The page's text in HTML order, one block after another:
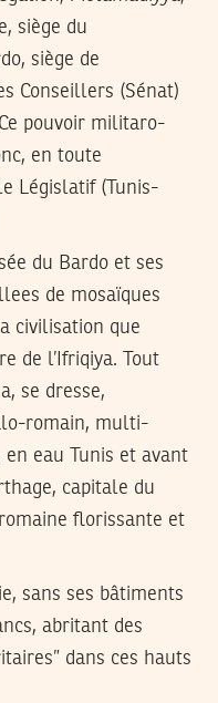
siège du
siège de
Conseillers (Sénat)
pouvoir militaro-
en toute
Législatif (Tunis-
du Bardo et ses
de mosaïques
civilisation que
de l’Ifriqiya. Tout
se dresse,
romain, multi-
eau Tunis et avant
capitale du
florissante et
sans ses bâtiments
abritant des
dans ces hauts